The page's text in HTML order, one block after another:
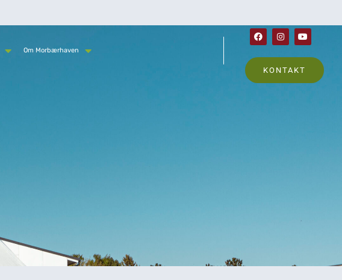
Om Morbærhaven
KONTAKT